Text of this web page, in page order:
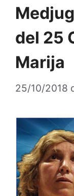
del 25
Marija
25/10/2018